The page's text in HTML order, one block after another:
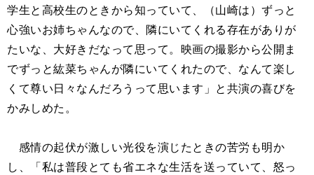
学生と高校生のときから知っていて、（山崎は）ずっと
心強いお姉ちゃんなので、隣にいてくれる存在がありが
たいな、大好きだなって思って。映画の撮影から公開ま
でずっと紘菜ちゃんが隣にいてくれたので、なんて楽し
くて尊い日々なんだろうって思います」と共演の喜びを
かみしめた。
感情の起伏が激しい光役を演じたときの苦労も明か
し、「私は普段とても省エネな生活を送っていて、怒っ